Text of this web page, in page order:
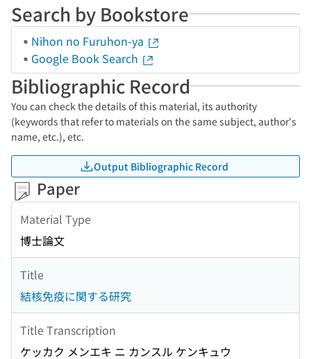
Search by Bookstore
Nihon no Furuhon-ya
Google Book Search
Bibliographic Record
You can check the details of this material, its authority
(keywords that refer to materials on the same subject, author's
name, etc.), etc.
Output Bibliographic Record
Paper
Material Type
博士論文
Title
結核免疫に関する研究
Title Transcription
ケッカク メンエキ ニ カンスル ケンキュウ